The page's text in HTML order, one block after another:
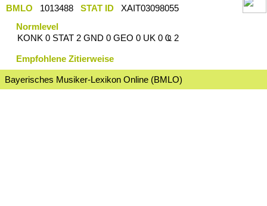
BMLO 1013488 STAT ID
XAIT03098055
Normlevel
KONK 0 STAT 2 GND 0 GEO 0 UK 0 Ҩ 2
Empfohlene Zitierweise
Bayerisches Musiker-Lexikon Online (BMLO)